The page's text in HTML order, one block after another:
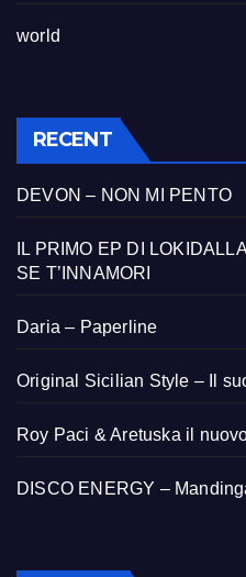
world
RECENT
DEVON – NON MI PENTO
IL PRIMO EP DI
SE T’INNAMORI
Daria – Paperline
Original Sicilian Style – Il
Roy Paci & Aretuska il
DISCO ENERGY –